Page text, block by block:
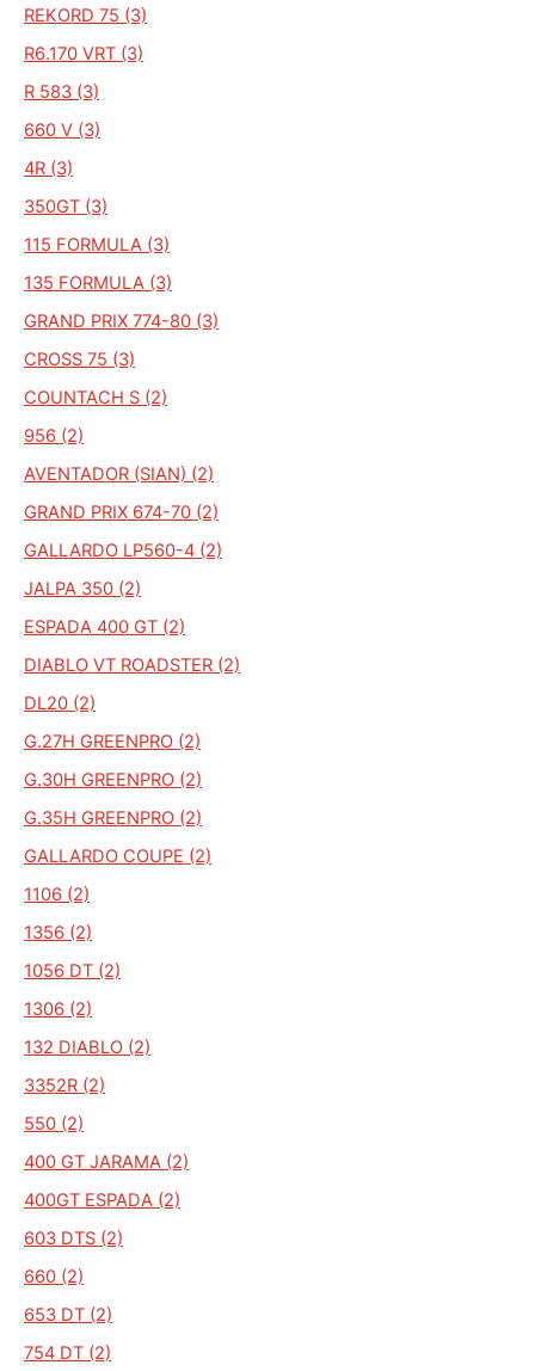
REKORD 75 (3)
R6.170 VRT (3)
R 583 (3)
660 V (3)
4R (3)
350GT (3)
115 FORMULA (3)
135 FORMULA (3)
GRAND PRIX 774-80 (3)
CROSS 75 (3)
COUNTACH S (2)
956 (2)
AVENTADOR (SIAN) (2)
GRAND PRIX 674-70 (2)
GALLARDO LP560-4 (2)
JALPA 350 (2)
ESPADA 400 GT (2)
DIABLO VT ROADSTER (2)
DL20 (2)
G.27H GREENPRO (2)
G.30H GREENPRO (2)
G.35H GREENPRO (2)
GALLARDO COUPE (2)
1106 (2)
1356 (2)
1056 DT (2)
1306 (2)
132 DIABLO (2)
3352R (2)
550 (2)
400 GT JARAMA (2)
400GT ESPADA (2)
603 DTS (2)
660 (2)
653 DT (2)
754 DT (2)